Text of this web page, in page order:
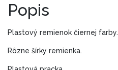
Popis
Plastový remienok čiernej farby.
Rôzne šírky remienka.